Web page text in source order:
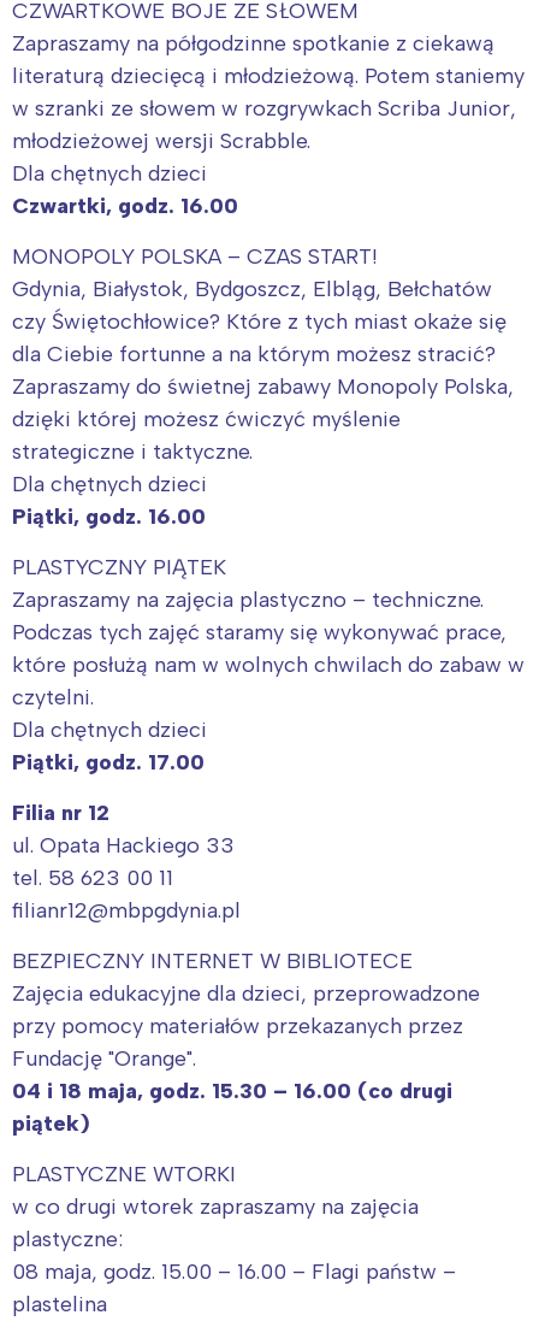
CZWARTKOWE BOJE ZE SŁOWEM
Zapraszamy na półgodzinne spotkanie z ciekawą
literaturą dziecięcą i młodzieżową. Potem staniemy
w szranki ze słowem w rozgrywkach Scriba Junior,
młodzieżowej wersji Scrabble.
Dla chętnych dzieci
Czwartki, godz. 16.00
MONOPOLY POLSKA – CZAS START!
Gdynia, Białystok, Bydgoszcz, Elbląg, Bełchatów
czy Świętochłowice? Które z tych miast okaże się
dla Ciebie fortunne a na którym możesz stracić?
Zapraszamy do świetnej zabawy Monopoly Polska,
dzięki której możesz ćwiczyć myślenie
strategiczne i taktyczne.
Dla chętnych dzieci
Piątki, godz. 16.00
PLASTYCZNY PIĄTEK
Zapraszamy na zajęcia plastyczno – techniczne.
Podczas tych zajęć staramy się wykonywać prace,
które posłużą nam w wolnych chwilach do zabaw w
czytelni.
Dla chętnych dzieci
Piątki, godz. 17.00
Filia nr 12
ul. Opata Hackiego 33
tel. 58 623 00 11
filianr12@mbpgdynia.pl
BEZPIECZNY INTERNET W BIBLIOTECE
Zajęcia edukacyjne dla dzieci, przeprowadzone
przy pomocy materiałów przekazanych przez
Fundację "Orange".
04 i 18 maja, godz. 15.30 – 16.00 (co drugi
piątek)
PLASTYCZNE WTORKI
w co drugi wtorek zapraszamy na zajęcia
plastyczne:
08 maja, godz. 15.00 – 16.00 – Flagi państw –
plastelina